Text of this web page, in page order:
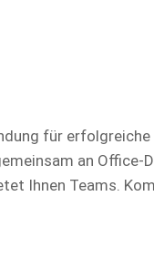
für
an Office-
Ihnen Teams.